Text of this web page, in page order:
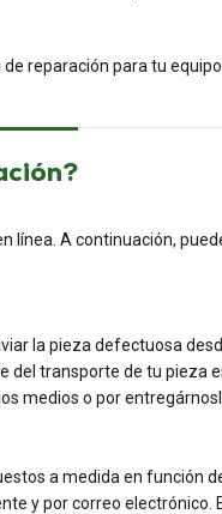
reparación para tu
línea. A continuación,
la pieza defectuosa
transporte de tu pieza
medios o por
a medida en función
y por correo electrónico.